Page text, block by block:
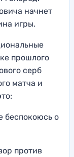
начнет
игры.
прошлого
серб
матча и
беспокоюсь о
против